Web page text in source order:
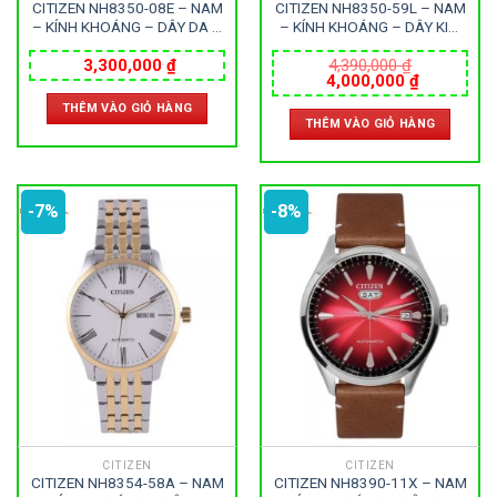
CITIZEN NH8350-08E – NAM
– KÍNH KHOÁNG – DÂY DA –
MÁY NHẬT
3,300,000 ₫
THÊM VÀO GIỎ HÀNG
CITIZEN NH8350-59L – NAM
– KÍNH KHOÁNG – DÂY KIM
40MM – MÁY NHẬT
4,390,000₫
Giá
gốc
là:
4,390,000 ₫.
4,000,000₫Giá
hiện
tại
là:
THÊM VÀO GIỎ HÀNG
-7%
CITIZEN
CITIZEN NH8354-58A – NAM
-8%
CITIZEN
CITIZEN NH8390-11X – NAM